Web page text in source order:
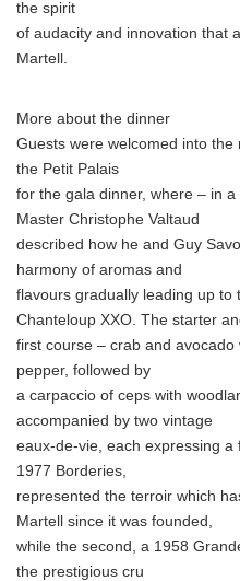
the spirit
of audacity and innovation that
Martell.
More about the dinner
Guests were welcomed into
the Petit Palais
for the gala dinner, where – in
Master Christophe Valtaud
described how he and Guy
harmony of aromas and
flavours gradually leading up to
Chanteloup XXO. The starter
first course – crab and
pepper, followed by
a carpaccio of ceps with
accompanied by two vintage
eaux-de-vie, each expressing
1977 Borderies,
represented the terroir which
Martell since it was founded,
while the second, a 1958
the prestigious cru